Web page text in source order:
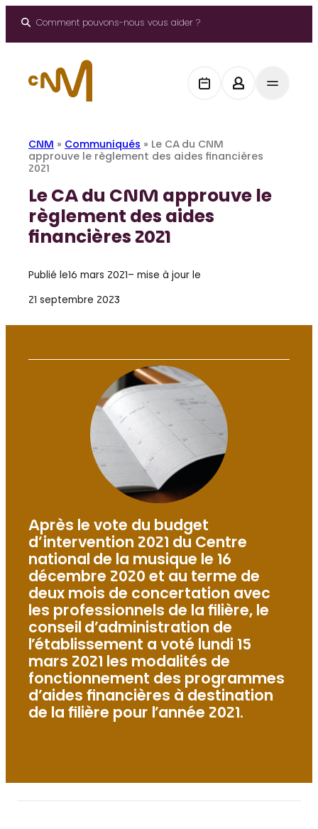
Comment pouvons-nous vous aider ?
CNM » Communiqués » Le CA du CNM
approuve le règlement des aides financières
2021
Le CA du CNM approuve le
règlement des aides
financières 2021
Publié le16 mars 2021 – mise à jour le
21 septembre 2023
Après le vote du budget
d’intervention 2021 du Centre
national de la musique le 16
décembre 2020 et au terme de
deux mois de concertation avec
les professionnels de la filière, le
conseil d’administration de
l’établissement a voté lundi 15
mars 2021 les modalités de
fonctionnement des programmes
d’aides financières à destination
de la filière pour l’année 2021.